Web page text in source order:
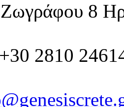
8
2810